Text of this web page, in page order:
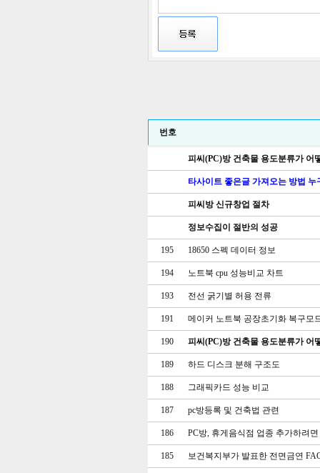
번호
피씨(PC)방 건축물 용도분류가 어
타사이트 좋은글 가져오는 방법
피씨방 신규창업 절차
정보수집이 절반의 성공
195 18650 스펙 데이터 정보
194 노트북 cpu 성능비교 차트
193 전선 굵기별 허용 전류
191 메이커 노트북 공장초기화 복구모
190 피씨(PC)방 건축물 용도분류가 어
189 하드 디스크 분해 구조도
188 그래픽카드 성능 비교
187 pc방등록 및 건축법 관련
186 PC방, 휴게음식점 업종 추가하려면
185 보건복지부가 발표한 전면금연